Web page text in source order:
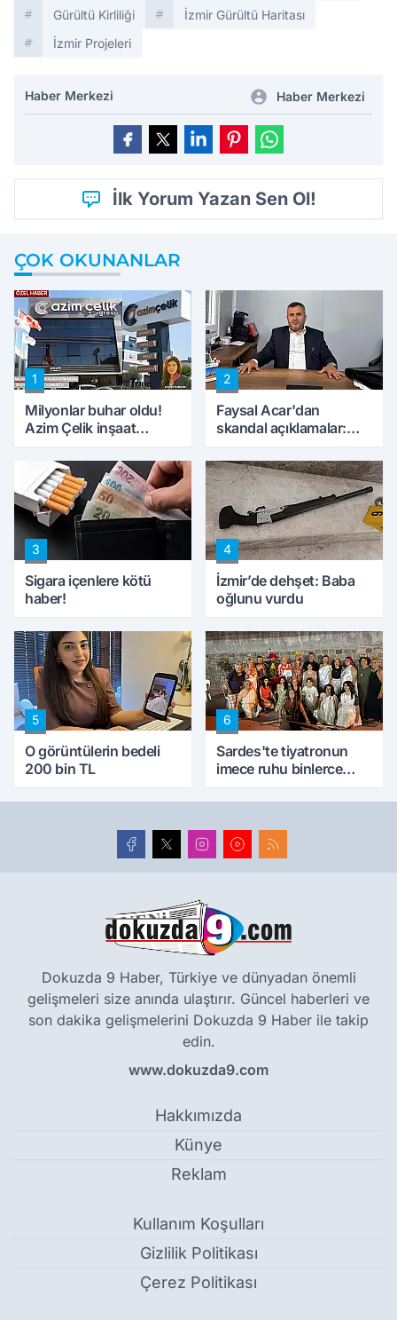
Gürültü Kirliliği
İzmir Gürültü Haritası
İzmir Projeleri
Haber Merkezi Haber Merkezi
İlk Yorum Yazan Sen Ol!
ÇOK OKUNANLAR
1
Milyonlar buhar oldu!
Azim Çelik inşaat
konuştu
2
Faysal Acar'dan
skandal açıklamalar:
peynircilerimizi de
kıskaca aldı, müdahale
ettik'
3
Sigara içenlere kötü
haber!
4
İzmir’de dehşet: Baba
oğlunu vurdu
5
O görüntülerin bedeli
200 bin TL
6
Sardes'te tiyatronun
imece ruhu binlerce
Dokuzda 9 Haber, Türkiye ve dünyadan önemli
gelişmeleri size anında ulaştırır. Güncel haberleri ve
son dakika gelişmelerini Dokuzda 9 Haber ile takip
edin.
www.dokuzda9.com
Hakkımızda
Künye
Reklam
Kullanım Koşulları
Gizlilik Politikası
Çerez Politikası